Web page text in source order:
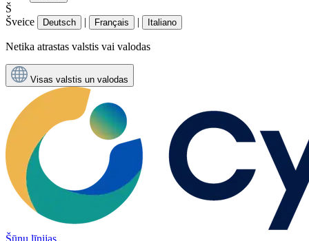
Š
Šveice
Deutsch | Français | Italiano
Netika atrastas valstis vai valodas
Visas valstis un valodas
Šūnu līnijas